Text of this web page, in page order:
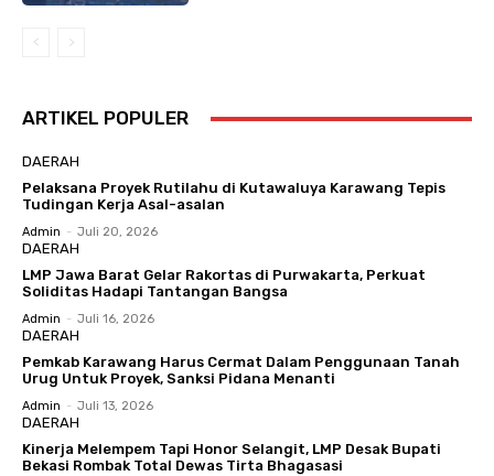
ARTIKEL POPULER
DAERAH
Pelaksana Proyek Rutilahu di Kutawaluya Karawang Tepis
Tudingan Kerja Asal-asalan
Admin - Juli 20, 2026
DAERAH
LMP Jawa Barat Gelar Rakortas di Purwakarta, Perkuat
Soliditas Hadapi Tantangan Bangsa
Admin - Juli 16, 2026
DAERAH
Pemkab Karawang Harus Cermat Dalam Penggunaan Tanah
Urug Untuk Proyek, Sanksi Pidana Menanti
Admin - Juli 13, 2026
DAERAH
Kinerja Melempem Tapi Honor Selangit, LMP Desak Bupati
Bekasi Rombak Total Dewas Tirta Bhagasasi